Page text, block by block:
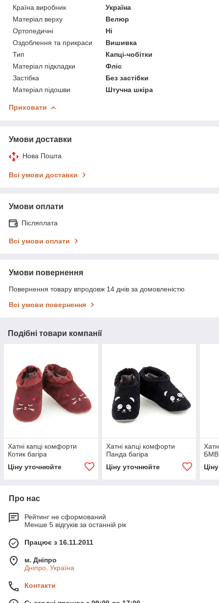
Країна виробник
Україна
Матеріал верху
Велюр
Ортопедичні
Ні
Оздоблення та прикраси
Вишивка
Тип
Капці-чобітки
Матеріал підкладки
Фліс
Застібка
Без застібки
Матеріал підошви
Штучна шкіра
Приховати
Умови доставки
Нова Пошта
Всі умови доставки
Умови оплати
Післяплата
Всі умови оплати
Умови повернення
Повернення товару впродовж 14 днів за домовленістю
Всі умови повернення
Подібні товари компанії
Хатні капці комфорти
Котик багіра
Ціну уточнюйте
Хатні капці комфорти
Панда багіра
Ціну уточнюйте
БМВ
Про нас
Рейтинг не сформований
Менше 5 відгуків за останній рік
Працює з 16.11.2011
м. Дніпро
Дніпро, Україна
Контакти